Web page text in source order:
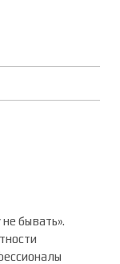
бывать».